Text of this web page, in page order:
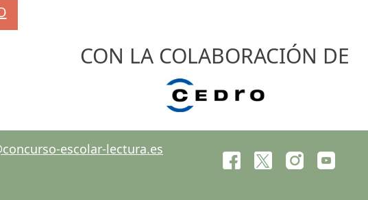
CON LA COLABORACIÓN DE
escolar-lectura.es